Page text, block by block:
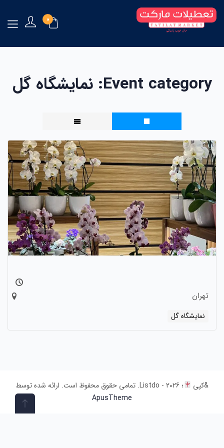
0
Event category: نمایشگاه گل
تهران
نمایشگاه گل
&کپی
؛ 2026 - Listdo. تمامی حقوق محفوظ است. ارائه شده توسط
ApusTheme